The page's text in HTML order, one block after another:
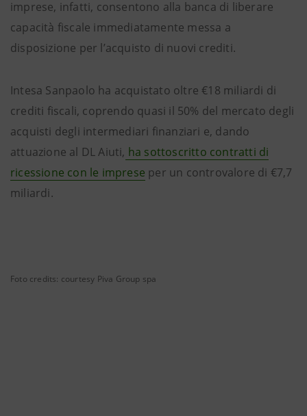
imprese, infatti, consentono alla banca di liberare
capacità fiscale immediatamente messa a
disposizione per l’acquisto di nuovi crediti.
Intesa Sanpaolo ha acquistato oltre €18 miliardi di
crediti fiscali, coprendo quasi il 50% del mercato degli
acquisti degli intermediari finanziari e, dando
attuazione al DL Aiuti, ha sottoscritto contratti di
ricessione con le imprese per un controvalore di €7,7
miliardi.
Foto credits: courtesy Piva Group spa